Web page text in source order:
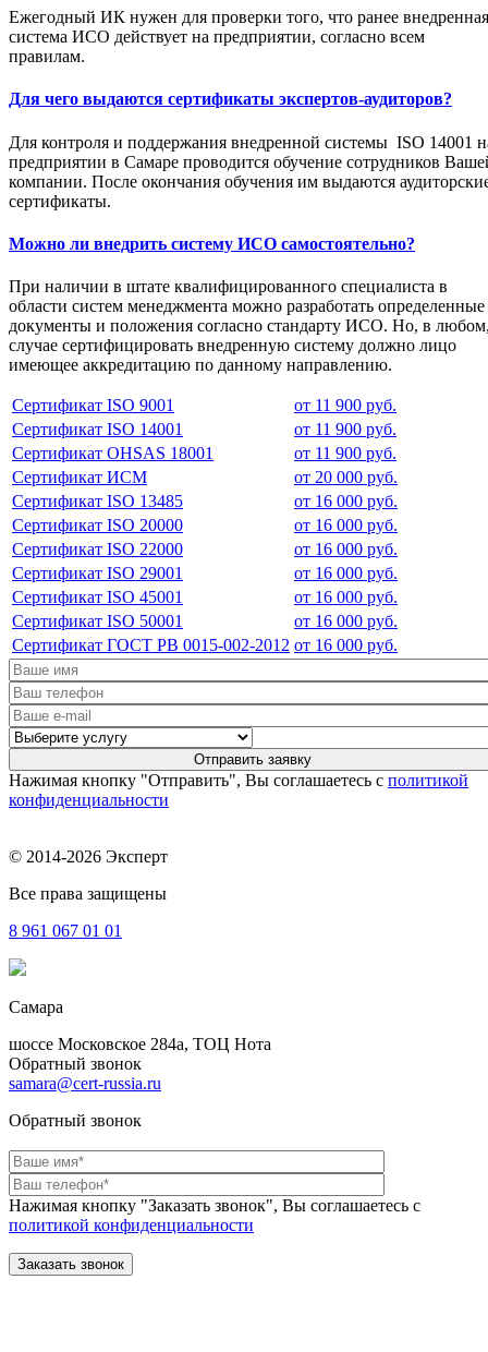
Ежегодный ИК нужен для проверки того, что ранее внедренная
система ИСО действует на предприятии, согласно всем
правилам.
Для чего выдаются сертификаты экспертов-аудиторов?
Для контроля и поддержания внедренной системы ISO 14001
предприятии в Самаре проводится обучение сотрудников
компании. После окончания обучения им выдаются
сертификаты.
Можно ли внедрить систему ИСО самостоятельно?
При наличии в штате квалифицированного специалиста в
области систем менеджмента можно разработать определенные
документы и положения согласно стандарту ИСО. Но, в
случае сертифицировать внедренную систему должно лицо
имеющее аккредитацию по данному направлению.
Сертификат ISO 9001
от 11 900 руб.
Сертификат ISO 14001
от 11 900 руб.
Сертификат OHSAS 18001
от 11 900 руб.
Сертификат ИСМ
от 20 000 руб.
Сертификат ISO 13485
от 16 000 руб.
Сертификат ISO 20000
от 16 000 руб.
Сертификат ISO 22000
от 16 000 руб.
Сертификат ISO 29001
от 16 000 руб.
Сертификат ISO 45001
от 16 000 руб.
Сертификат ISO 50001
от 16 000 руб.
Сертификат ГОСТ РВ 0015-002-2012 от 16 000 руб.
Нажимая кнопку "Отправить", Вы соглашаетесь с политикой
конфиденциальности
© 2014-2026 Эксперт
Все права защищены
8 961 067 01 01
Самара
шоссе Московское 284а, ТОЦ Нота
Обратный звонок
samara@cert-russia.ru
Обратный звонок
Нажимая кнопку "Заказать звонок", Вы соглашаетесь с
политикой конфиденциальности